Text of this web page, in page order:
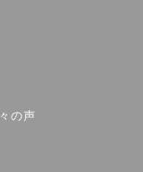
の声